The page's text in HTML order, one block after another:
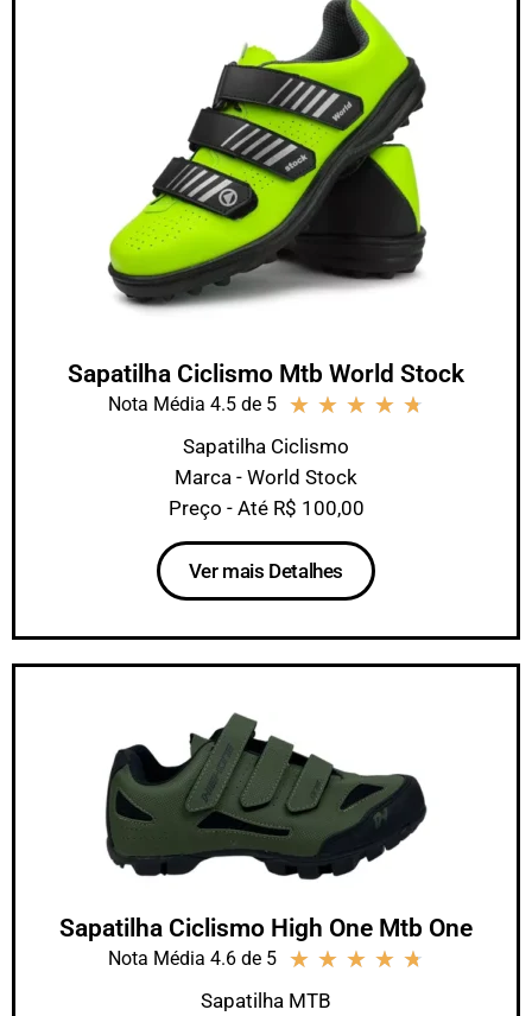
Sapatilha Ciclismo Mtb World Stock
Nota Média 4.5 de 5 ★ ★ ★ ★ ★
Sapatilha Ciclismo
Marca - World Stock
Preço - Até R$ 100,00
Ver mais Detalhes
Sapatilha Ciclismo High One Mtb One
Nota Média 4.6 de 5 ★ ★ ★ ★ ★
Sapatilha MTB